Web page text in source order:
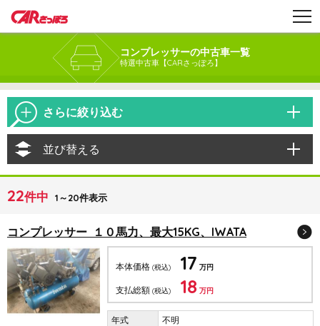
コンプレッサーの中古車一覧
特選中古車【CARさっぽろ】
さらに絞り込む
並び替える
22件中 1～20件表示
コンプレッサー １０馬力、最大15KG、IWATA
本体価格 (税込) 17 万円
支払総額 (税込) 18 万円
不明